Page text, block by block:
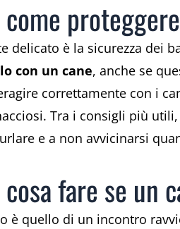
delicato è la sicurezza dei
con un cane, anche se
correttamente con i
Tra i consigli più
e a non avvicinarsi
fare se un
è quello di un incontro